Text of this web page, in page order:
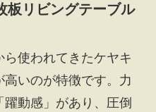
板リビングテーブル
ら使われてきたケヤキ
いのが特徴です。力
動感」があり、圧倒